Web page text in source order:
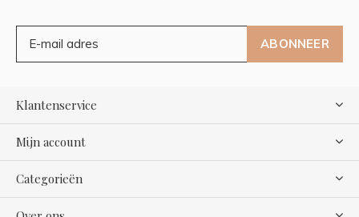
ABONNEER
Klantenservice
Mijn account
Categorieën